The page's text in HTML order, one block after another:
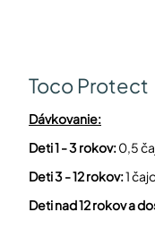
Toco Protect
Dávkovanie:
Deti 1 - 3 rokov:0,5
Deti 3 - 12 rokov:1
Deti nad 12 rokov a